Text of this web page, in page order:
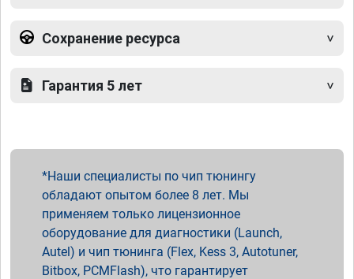
Сохранение ресурса
Гарантия 5 лет
Наши специалисты по чип тюнингу
обладают опытом более 8 лет. Мы
применяем только лицензионное
оборудование для диагностики (Launch,
Autel) и чип тюнинга (Flex, Kess 3, Autotuner,
Bitbox, PCMFlash), что гарантирует